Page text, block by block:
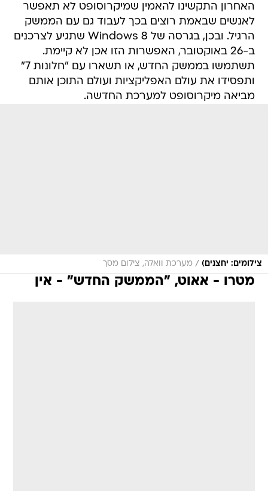
האחרון התקשינו להאמין שמיקרוסופט לא תאפשר
לאנשים שבאמת רוצים בכך לעבוד גם עם הממשק
הרגיל. ובכן, בגרסה של Windows 8 שתגיע לצרכנים
ב-26 באוקטובר, האפשרות הזו אכן לא קיימת.
תשתמשו בממשק החדש, או תשארו עם "חלונות 7"
ותפסידו את עולם האפליקציות ועולם התוכן אותם
מביאה מיקרוסופט למערכת החדשה.
צילומים: יחצנים) / מערכת וואלה, צילום מסך
מטרו - אאוט, "הממשק החדש" - אין